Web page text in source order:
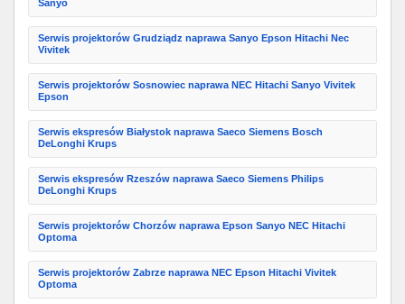
Sanyo
Serwis projektorów Grudziądz naprawa Sanyo Epson Hitachi Nec
Vivitek
Serwis projektorów Sosnowiec naprawa NEC Hitachi Sanyo Vivitek
Epson
Serwis ekspresów Białystok naprawa Saeco Siemens Bosch
DeLonghi Krups
Serwis ekspresów Rzeszów naprawa Saeco Siemens Philips
DeLonghi Krups
Serwis projektorów Chorzów naprawa Epson Sanyo NEC Hitachi
Optoma
Serwis projektorów Zabrze naprawa NEC Epson Hitachi Vivitek
Optoma